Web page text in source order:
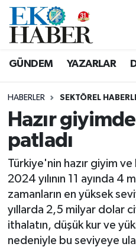
GÜNDEM YAZARLAR
HABERLER SEKTÖREL
Hazır
patladı
Türkiye'nin hazır giyim
2024 yılının 11 ayında 4
zamanların en yüksek
yıllarda 2,5 milyar dolar
ithalatın, düşük kur ve
nedeniyle bu seviyeye
Hava Durumu
Tüm Manşetler
Son Dakika Haberleri
Haber Arşivi